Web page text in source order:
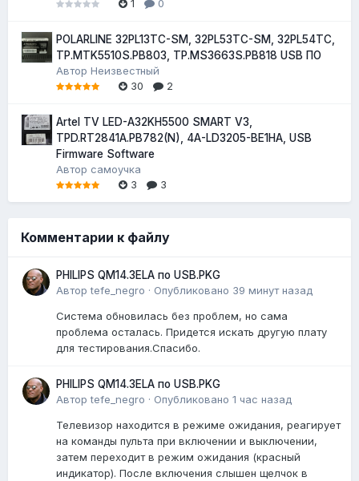
1
0
POLARLINE 32PL13TC-SM, 32PL53TC-SM, 32PL54TC,
TP.MTK5510S.PB803, TP.MS3663S.PB818 USB ПО
Автор Неизвестный
30
2
Artel TV LED-A32KH5500 SMART V3,
TPD.RT2841A.PB782(N), 4A-LD3205-BE1HA, USB
Firmware Software
Автор самоучка
3
3
Комментарии к файлу
PHILIPS QM14.3ELA по USB.PKG
Авторtefe_negro · Опубликовано 39 минут назад
Система обновилась без проблем, но сама
проблема осталась. Придется искать другую плату
для тестирования.Спасибо.
PHILIPS QM14.3ELA по USB.PKG
Авторtefe_negro · Опубликовано 1 час назад
Телевизор находится в режиме ожидания, реагирует
на команды пульта при включении и выключении,
затем переходит в режим ожидания (красный
индикатор). После включения слышен щелчок в